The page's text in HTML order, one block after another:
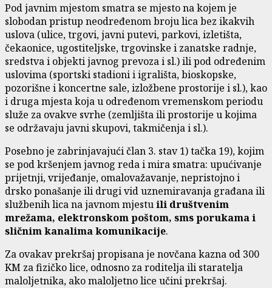
Pod javnim mjestom smatra se mjesto na kojem je
slobodan pristup neodređenom broju lica bez ikakvih
uslova (ulice, trgovi, javni putevi, parkovi, izletišta,
čekaonice, ugostiteljske, trgovinske i zanatske radnje,
sredstva i objekti javnog prevoza i sl.) ili pod određenim
uslovima (sportski stadioni i igrališta, bioskopske,
pozorišne i koncertne sale, izložbene prostorije i sl.), kao
i druga mjesta koja u određenom vremenskom periodu
služe za ovakve svrhe (zemljišta ili prostorije u kojima
se održavaju javni skupovi, takmičenja i sl.).
Posebno je zabrinjavajući član 3. stav 1) tačka 19), kojim
se pod kršenjem javnog reda i mira smatra: upućivanje
prijetnji, vrijeđanje, omalovažavanje, nepristojno i
drsko ponašanje ili drugi vid uznemiravanja građana ili
službenih lica na javnom mjestuili društvenim
mrežama, elektronskom poštom, sms porukama i
sličnim kanalima komunikacije.
Za ovakav prekršaj propisana je novčana kazna od 300
KM za fizičko lice, odnosno za roditelja ili staratelja
maloljetnika, ako maloljetno lice učini prekršaj.